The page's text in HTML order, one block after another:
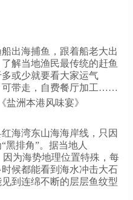
出海捕鱼，跟着船老大出
解当地渔民最传统的赶鱼
或少就要看大家运气
可带走，自费餐厅加工……
盐洲本港风味宴》
海湾东山海海岸线，只因
黑排角”。据当地人
为海势地理位置特殊，每
候都能看到海水冲击大石
到连绵不断的层层鱼纹型